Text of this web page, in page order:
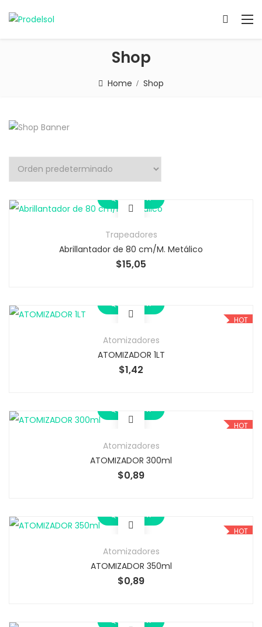
Shop
Home Shop
Quick View
Trapeadores
Abrillantador de 80 cm/M. Metálico
$15,05
HOT
Quick View
Atomizadores
ATOMIZADOR 1LT
$1,42
HOT
Quick View
Atomizadores
ATOMIZADOR 300ml
$0,89
HOT
Quick View
Atomizadores
ATOMIZADOR 350ml
$0,89
Quick View